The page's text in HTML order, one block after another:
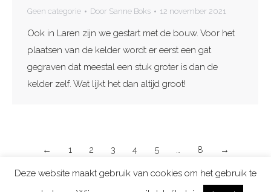
Geen categorie Door Sanne Boks 12 november 2021
Ook in Laren zijn we gestart met de bouw. Voor het
plaatsen van de kelder wordt er eerst een gat
gegraven dat meestal een stuk groter is dan de
kelder zelf. Wat lijkt het dan altijd groot!
← 1 2 3 4 5 … 8 →
Deze website maakt gebruik van cookies om het gebruik te